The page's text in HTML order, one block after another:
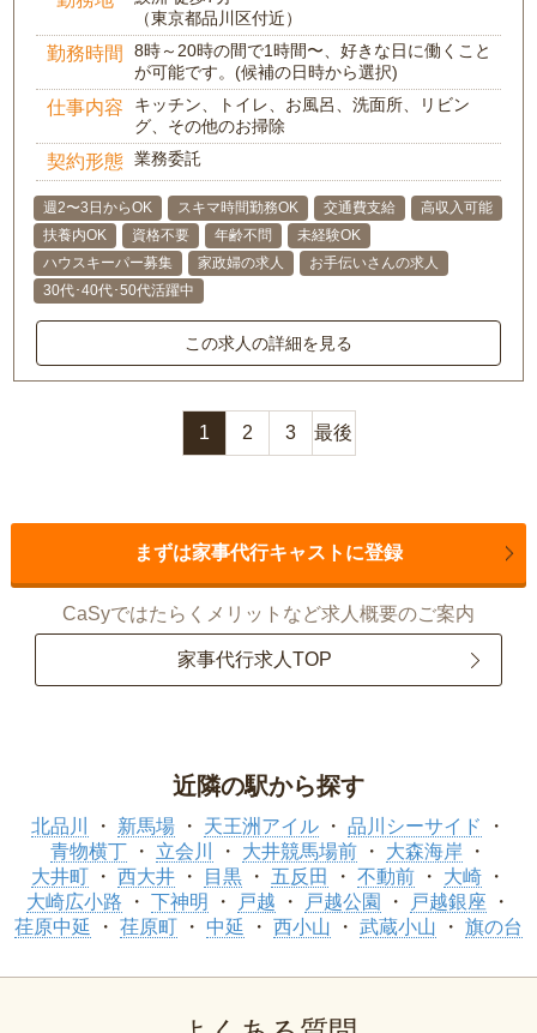
（東京都品川区付近）
勤務時間
8時～20時の間で1時間〜、好きな日に働くこと
が可能です。(候補の日時から選択)
仕事内容
キッチン、トイレ、お風呂、洗面所、リビン
グ、その他のお掃除
契約形態 業務委託
週2〜3日からOK スキマ時間勤務OK 交通費支給
高収入可能
扶養内OK
資格不要 年齢不問
未経験OK
ハウスキーパー募集
家政婦の求人
お手伝いさんの求人
30代･40代･50代活躍中
この求人の詳細を見る
1 2 3 最後
まずは家事代行キャストに登録
CaSyではたらくメリットなど求人概要のご案内
家事代行求人TOP
近隣の駅から探す
北品川 新馬場 天王洲アイル
品川シーサイド
青物横丁
立会川 大井競馬場前
大森海岸
大井町
西大井 目黒 五反田 不動前
大崎
大崎広小路
下神明 戸越 戸越公園
戸越銀座
荏原中延
荏原町 中延 西小山 武蔵小山 旗の台